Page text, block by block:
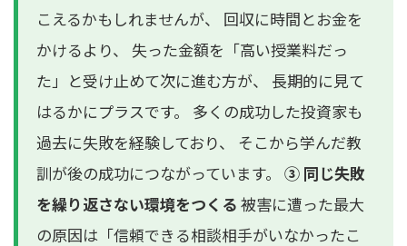
こえるかもしれませんが、 回収に時間とお金を
かけるより、 失った金額を「高い授業料だっ
た」と受け止めて次に進む方が、 長期的に見て
はるかにプラスです。 多くの成功した投資家も
過去に失敗を経験しており、 そこから学んだ教
訓が後の成功につながっています。 ③ 同じ失敗
を繰り返さない環境をつくる 被害に遭った最大
の原因は「信頼できる相談相手がいなかったこ